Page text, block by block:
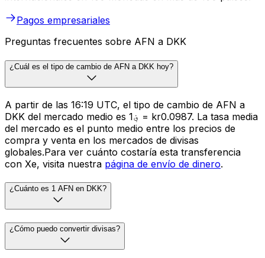
Pagos empresariales
Preguntas frecuentes sobre AFN a DKK
¿Cuál es el tipo de cambio de AFN a DKK hoy?
A partir de las 16:19 UTC, el tipo de cambio de AFN a
DKK del mercado medio es ؋1 = kr0.0987. La tasa media
del mercado es el punto medio entre los precios de
compra y venta en los mercados de divisas
globales.Para ver cuánto costaría esta transferencia
con Xe, visita nuestra página de envío de dinero.
¿Cuánto es 1 AFN en DKK?
¿Cómo puedo convertir divisas?